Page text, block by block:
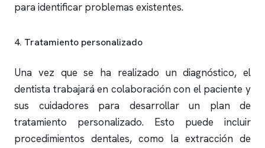
para identificar problemas existentes.
4. Tratamiento personalizado
Una vez que se ha realizado un diagnóstico, el
dentista trabajará en colaboración con el paciente y
sus cuidadores para desarrollar un plan de
tratamiento personalizado. Esto puede incluir
procedimientos dentales, como la extracción de